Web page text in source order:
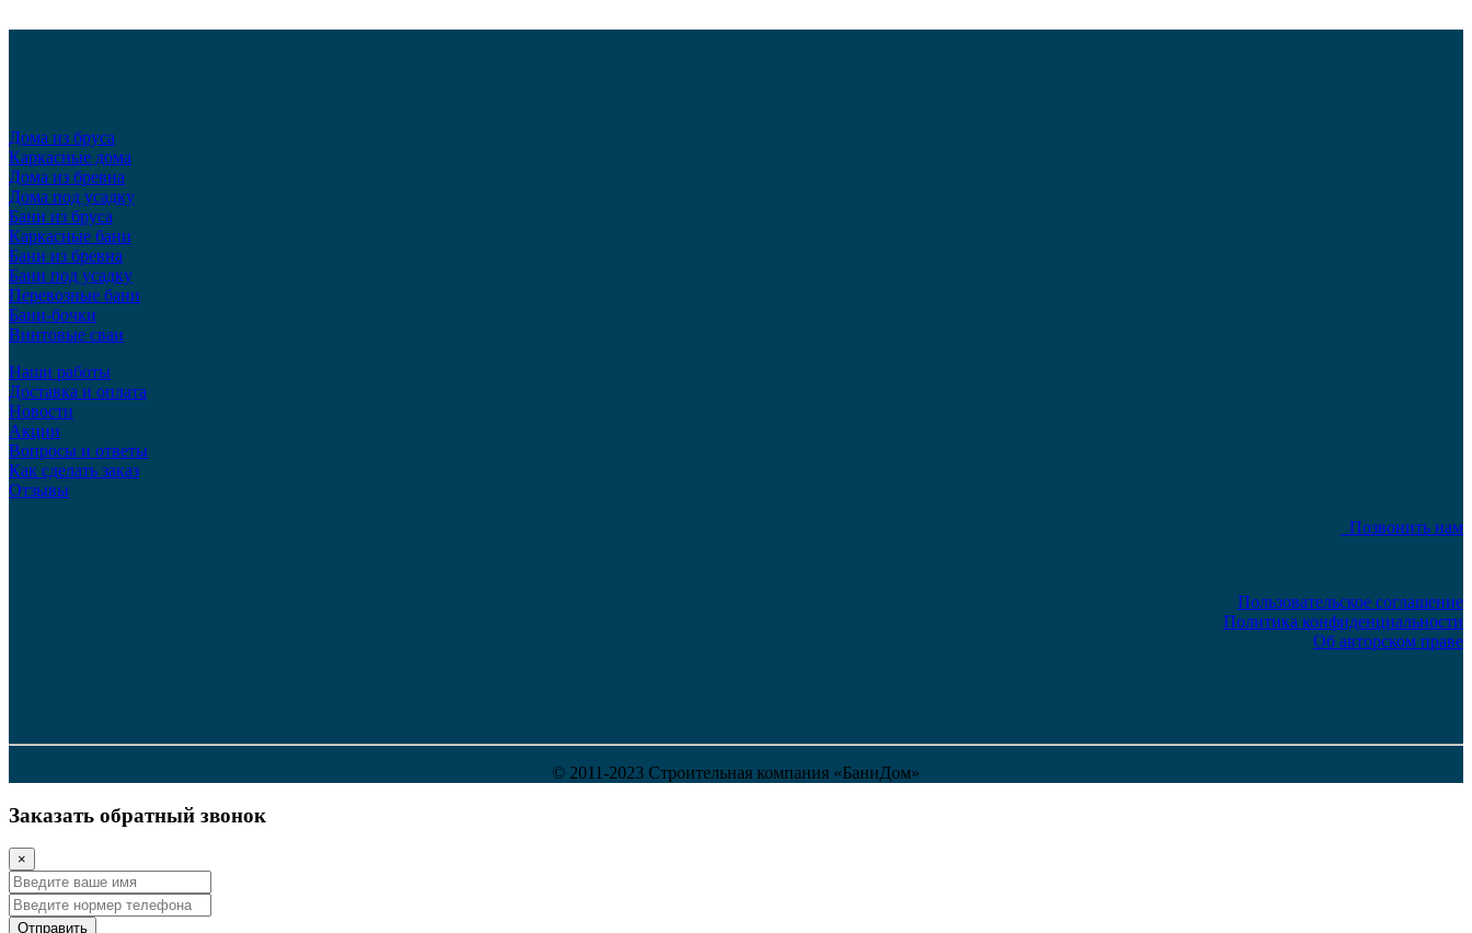
Дома из бруса
Каркасные дома
Дома из бревна
Дома под усадку
Бани из бруса
Каркасные бани
Бани из бревна
Бани под усадку
Перевозные бани
Бани-бочки
Винтовые сваи
Наши работы
Доставка и оплата
Новости
Акции
Вопросы и ответы
Как сделать заказ
Отзывы
Позвонить нам
Пользовательское соглашение
Политика конфиденциальности
Об авторском праве
© 2011-2023 Строительная компания «БаниДом»
Заказать обратный звонок
×
Отправить